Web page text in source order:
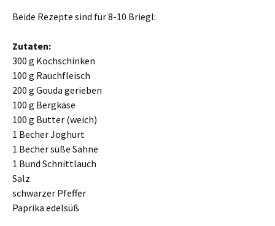
Beide Rezepte sind für 8-10 Briegl:
Zutaten:
300 g Kochschinken
100 g Rauchfleisch
200 g Gouda gerieben
100 g Bergkäse
100 g Butter (weich)
1 Becher Joghurt
1 Becher süße Sahne
1 Bund Schnittlauch
Salz
schwarzer Pfeffer
Paprika edelsüß